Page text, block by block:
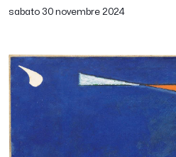
sabato 30 novembre 2024